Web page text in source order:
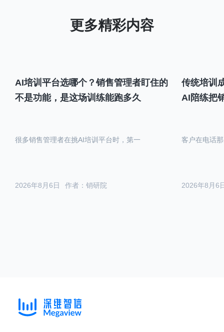
AI培训平台选哪个？销售管理者盯住的
不是功能，是这场训练能跑多久
作者：销研院
2026年8月6日
很多销售管理者在挑AI培训平台时，第一
传统培训
AI陪练把
2026年8月6
客户在电话